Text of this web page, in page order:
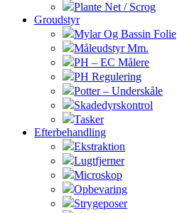
Plante Net / Scrog
Groudstyr
Mylar Og Bassin Folie
Måleudstyr Mm.
PH – EC Målere
PH Regulering
Potter – Underskåle
Skadedyrskontrol
Tasker
Efterbehandling
Ekstraktion
Lugtfjerner
Microskop
Opbevaring
Strygeposer